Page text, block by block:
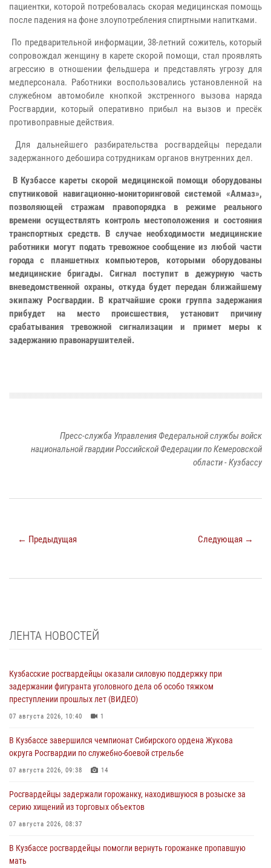
пациентки, которой потребовалась скорая медицинская помощь
после падения на фоне злоупотребления спиртными напитками.
По предварительной информации, 38-летний сожитель, который
сопровождал женщину в карете скорой помощи, стал проявлять
агрессию в отношении фельдшера и представлять угрозу для
медперсонала. Работники воспользовались установленной на
служебном автомобиле кнопкой экстренного вызова наряда
Росгвардии, который оперативно прибыл на вызов и пресёк
противоправные действия.
Для дальнейшего разбирательства росгвардейцы передали
задержанного дебошира сотрудникам органов внутренних дел.
В Кузбассе кареты скорой медицинской помощи оборудованы
спутниковой навигационно-мониторинговой системой «Алмаз»,
позволяющей стражам правопорядка в режиме реального
времени осуществлять контроль местоположения и состояния
транспортных средств. В случае необходимости медицинские
работники могут подать тревожное сообщение из любой части
города с планшетных компьютеров, которыми оборудованы
медицинские бригады. Сигнал поступит в дежурную часть
вневедомственной охраны, откуда будет передан ближайшему
экипажу Росгвардии. В кратчайшие сроки группа задержания
прибудет на место происшествия, установит причину
срабатывания тревожной сигнализации и примет меры к
задержанию правонарушителей.
Пресс-служба Управления Федеральной службы войск
национальной гвардии Российской Федерации по Кемеровской
области - Кузбассу
← Предыдущая Следующая →
ЛЕНТА НОВОСТЕЙ
Кузбасские росгвардейцы оказали силовую поддержку при
задержании фигуранта уголовного дела об особо тяжком
преступлении прошлых лет (ВИДЕО)
07 августа 2026, 10:40 1
В Кузбассе завершился чемпионат Сибирского ордена Жукова
округа Росгвардии по служебно-боевой стрельбе
07 августа 2026, 09:38 14
Росгвардейцы задержали горожанку, находившуюся в розыске за
серию хищений из торговых объектов
07 августа 2026, 08:37
В Кузбассе росгвардейцы помогли вернуть горожанке пропавшую
мать